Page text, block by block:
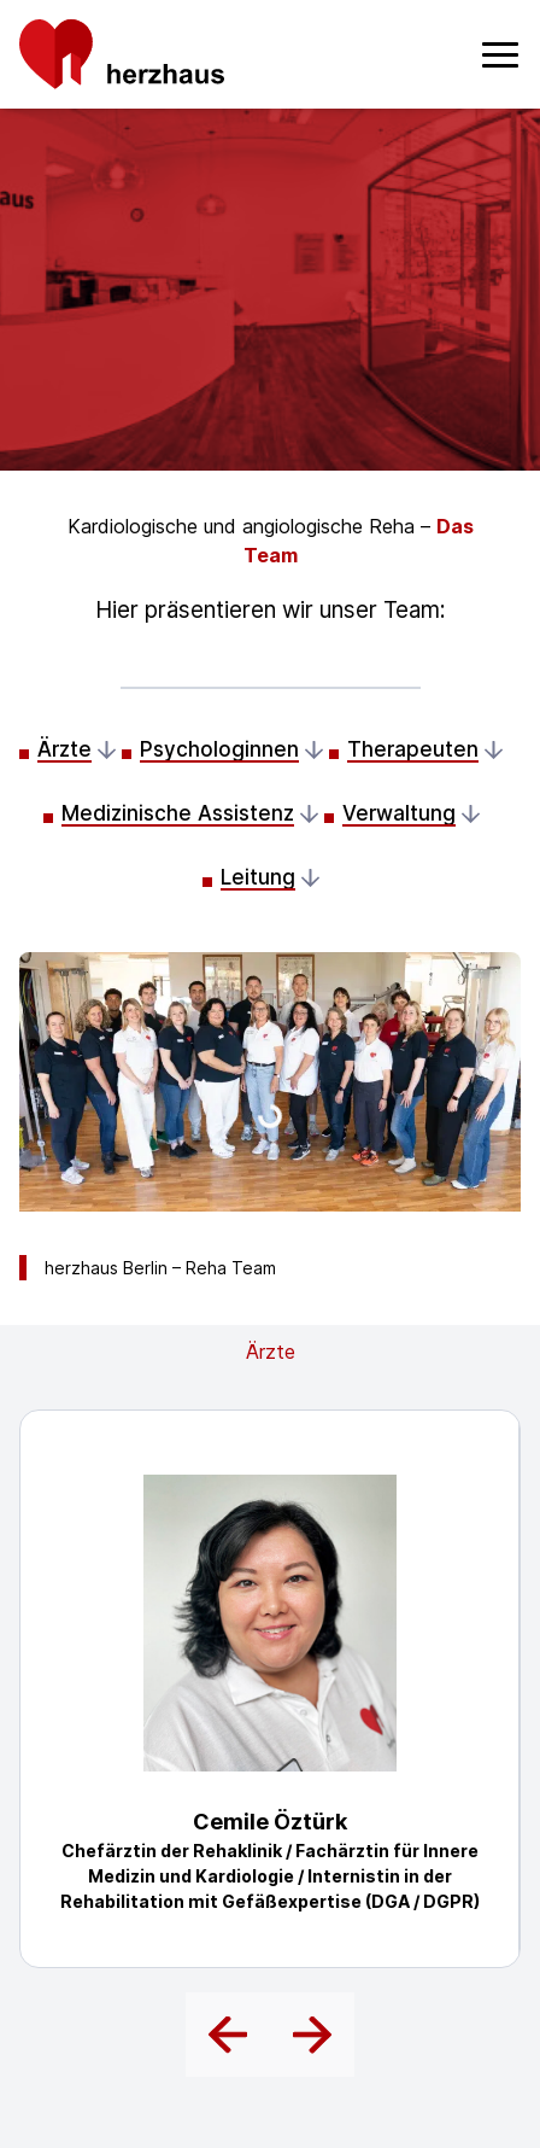
Kardiologische und angiologische Reha – Das
Team
Hier präsentieren wir unser Team:
Ärzte Psychologinnen Therapeuten
Medizinische Assistenz Verwaltung
Leitung
herzhaus Berlin – Reha Team
Ärzte
Cemile Öztürk
Chefärztin der Rehaklinik / Fachärztin für Innere
Medizin und Kardiologie / Internistin in der
Rehabilitation mit Gefäßexpertise (DGA / DGPR)